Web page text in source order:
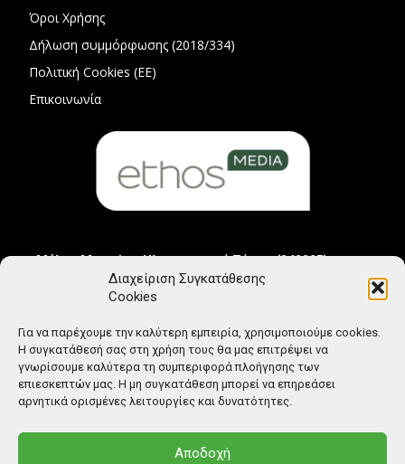
Διαχείριση Συγκατάθεσης
Cookies
Για να παρέχουμε την καλύτερη εμπειρία, χρησιμοποιούμε cookies.
Η συγκατάθεσή σας στη χρήση τους θα μας επιτρέψει να
γνωρίσουμε καλύτερα τη συμπεριφορά πλοήγησης των
επιεσκεπτών μας. Η μη συγκατάθεση μπορεί να επηρεάσει
αρνητικά ορισμένες λειτουργίες και δυνατότητες.
Αποδοχή
Όροι Χρήσης
Δήλωση συμμόρφωσης (2018/334)
Πολιτική Cookies (ΕΕ)
Επικοινωνία
Μέλος Μητρώου Ηλεκτρονικού Τύπου (242225)